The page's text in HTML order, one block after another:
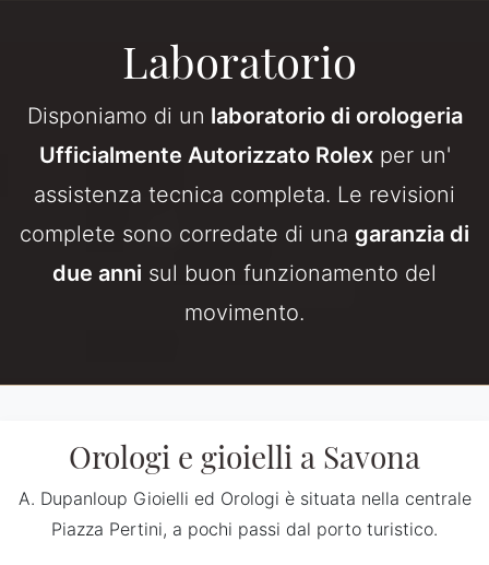
Laboratorio
Disponiamo di un laboratorio di orologeria
Ufficialmente Autorizzato Rolexper un'
assistenza tecnica completa. Le revisioni
complete sono corredate di una garanzia di
due anni sul buon funzionamento del
movimento.
Orologi e gioielli a Savona
A. Dupanloup Gioielli ed Orologi è situata nella centrale
Piazza Pertini, a pochi passi dal porto turistico.